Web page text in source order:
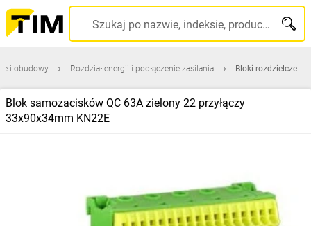
Szukaj po nazwie, indeksie, producencie, kodzie kreskowym...
i obudowy Rozdział energii i podłączenie zasilania Bloki rozdzielcze
Blok samozacisków QC 63A zielony 22 przyłączy
33x90x34mm KN22E